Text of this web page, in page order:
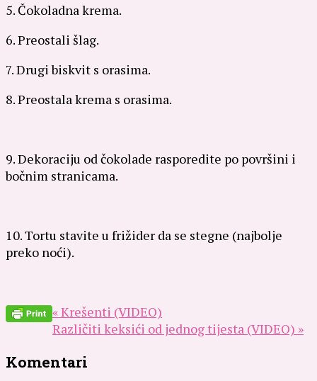
5. Čokoladna krema.
6. Preostali šlag.
7. Drugi biskvit s orasima.
8. Preostala krema s orasima.
9. Dekoraciju od čokolade rasporedite po površini i
bočnim stranicama.
10. Tortu stavite u frižider da se stegne (najbolje
preko noći).
« Krešenti (VIDEO)
Različiti keksići od jednog tijesta (VIDEO) »
Komentari